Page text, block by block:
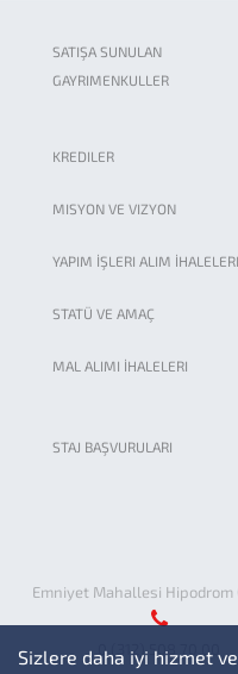
SATIŞA SUNULAN
GAYRIMENKULLER
KREDILER
MISYON VE VIZYON
YAPIM İŞLERI ALIM İHALELERI
STATÜ VE AMAÇ
MAL ALIMI İHALELERI
STAJ BAŞVURULARI
Emniyet Mahallesi Hipodrom
0 (312) 508 70 00
Sizlere daha iyi hizmet